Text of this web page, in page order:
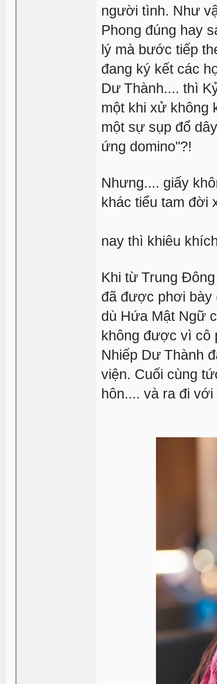
người tình. Như
Phong đúng hay
lý mà bước tiếp
đang ký kết các
Dư Thành.... thì
một khi xử không
một sự sụp đổ
ứng domino"?!
Nhưng.... giấy
khác tiểu tam đời
nay thì khiêu
Khi từ Trung
đã được phơi bày
dù Hứa Mật Ngữ
không được vì cô
Nhiếp Dư Thành
viện. Cuối cùng
hôn.... và ra đi